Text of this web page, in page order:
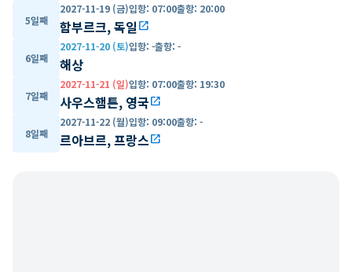
5일째
2027-11-19 (금)입항: 07:00출항: 20:00
함부르크, 독일 open_in_new
6일째
2027-11-20 (토)입항: -출항: -
해상
7일째
2027-11-21 (일)입항: 07:00출항: 19:30
사우스햄튼, 영국open_in_new
8일째
2027-11-22 (월)입항: 09:00출항: -
르아브르, 프랑스open_in_new